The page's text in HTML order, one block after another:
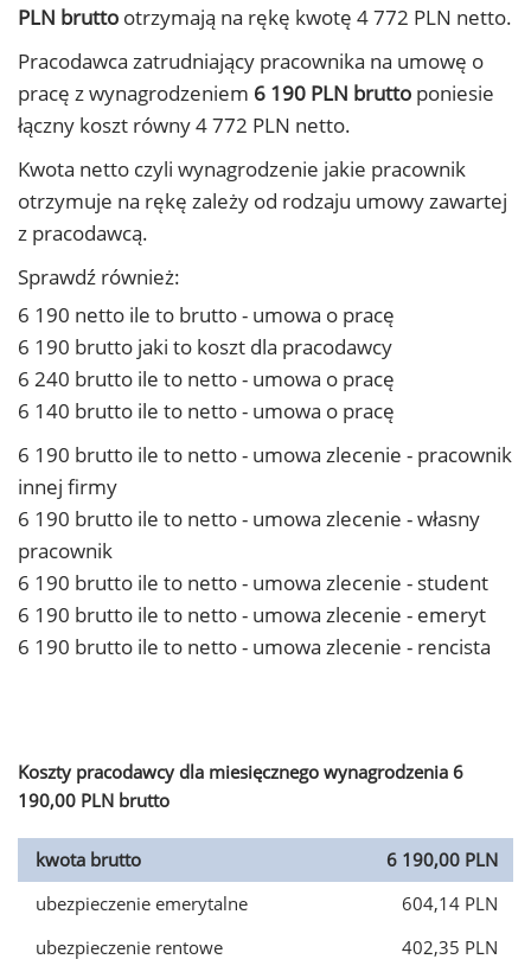
PLN brutto otrzymają na rękę kwotę 4 772 PLN netto.
Pracodawca zatrudniający pracownika na umowę o
pracę z wynagrodzeniem 6 190 PLN brutto poniesie
łączny koszt równy 4 772 PLN netto.
Kwota netto czyli wynagrodzenie jakie pracownik
otrzymuje na rękę zależy od rodzaju umowy zawartej
z pracodawcą.
Sprawdź również:
6 190 netto ile to brutto - umowa o pracę
6 190 brutto jaki to koszt dla pracodawcy
6 240 brutto ile to netto - umowa o pracę
6 140 brutto ile to netto - umowa o pracę
6 190 brutto ile to netto - umowa zlecenie - pracownik
innej firmy
6 190 brutto ile to netto - umowa zlecenie - własny
pracownik
6 190 brutto ile to netto - umowa zlecenie - student
6 190 brutto ile to netto - umowa zlecenie - emeryt
6 190 brutto ile to netto - umowa zlecenie - rencista
Koszty pracodawcy dla miesięcznego wynagrodzenia 6
190,00 PLN brutto
kwota brutto
6 190,00 PLN
ubezpieczenie emerytalne
604,14 PLN
ubezpieczenie rentowe
402,35 PLN